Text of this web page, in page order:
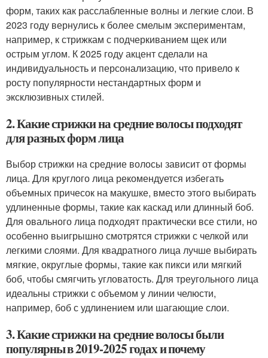
форм, таких как расслабленные волны и легкие слои. В
2023 году вернулись к более смелым экспериментам,
например, к стрижкам с подчеркиванием щек или
острым углом. К 2025 году акцент сделали на
индивидуальность и персонализацию, что привело к
росту популярности нестандартных форм и
эксклюзивных стилей.
2. Какие стрижки на средние волосы подходят
для разных форм лица
Выбор стрижки на средние волосы зависит от формы
лица. Для круглого лица рекомендуется избегать
объемных причесок на макушке, вместо этого выбирать
удлиненные формы, такие как каскад или длинный боб.
Для овального лица подходят практически все стили, но
особенно выигрышно смотрятся стрижки с челкой или
легкими слоями. Для квадратного лица лучше выбирать
мягкие, округлые формы, такие как пикси или мягкий
боб, чтобы смягчить угловатость. Для треугольного лица
идеальны стрижки с объемом у линии челюсти,
например, боб с удлинением или шагающие слои.
3. Какие стрижки на средние волосы были
популярны в 2019-2025 годах и почему